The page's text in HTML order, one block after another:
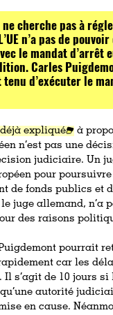
ne cherche pas à
n’a pas de
le mandat
Carles
d’exécuter le
expliqué
à
n’est pas une
judiciaire. Un
pour
de fonds publics et
juge allemand,
des raisons
pourrait
car les
s’agit de 10 jours
autorité
en cause.